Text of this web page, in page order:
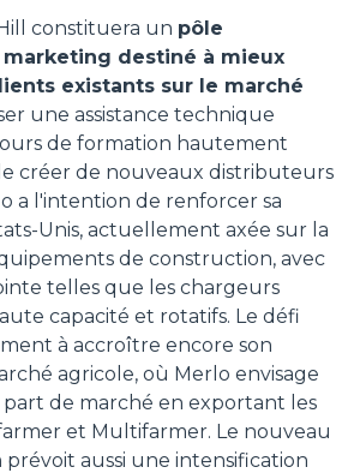
constituera un pôle
destiné à mieux
existants sur le marché
une assistance technique
de formation hautement
créer de nouveaux distributeurs
a l'intention de renforcer sa
Unis, actuellement axée sur la
de construction, avec
telles que les chargeurs
capacité et rotatifs. Le défi
à accroître encore son
agricole, où Merlo envisage
de marché en exportant les
et Multifarmer. Le nouveau
aussi une intensification